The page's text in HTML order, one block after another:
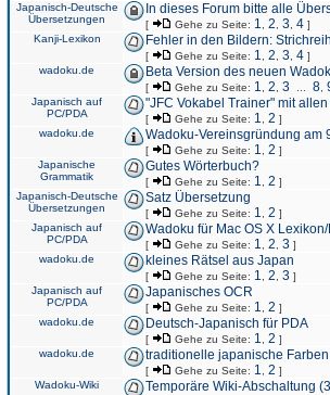
Japanisch-Deutsche
Übersetzungen
In dieses Forum bitte alle
[ Gehe zu Seite: 1 2 3 4 ]
Kanji-Lexikon Fehler in den Bildern:
[ Gehe zu Seite: 1 2 3 4 ]
wadoku.de Beta Version des neuen
[ Gehe zu Seite: 1 2 3 8
Japanisch auf
PC/PDA
"JFC Vokabel Trainer" mit
[ Gehe zu Seite: 1 2 ]
wadoku.de Wadoku-Vereinsgründung am
[ Gehe zu Seite: 1 2 ]
Japanische
Grammatik
Gutes Wörterbuch?
[ Gehe zu Seite: 1 2 ]
Japanisch-Deutsche
Übersetzungen
Satz Übersetzung
[ Gehe zu Seite: 1 2 ]
Japanisch auf
PC/PDA
Wadoku für Mac OS X
[ Gehe zu Seite: 1 2 3 ]
wadoku.de kleines Rätsel aus Japan
[ Gehe zu Seite: 1 2 3 ]
Japanisch auf
PC/PDA
Japanisches OCR
[ Gehe zu Seite: 1 2 ]
wadoku.de Deutsch-Japanisch für PDA
[ Gehe zu Seite: 1 2 ]
wadoku.de traditionelle japanische Farben
[ Gehe zu Seite: 1 2 ]
Wadoku-Wiki Temporäre Wiki-Abschaltung